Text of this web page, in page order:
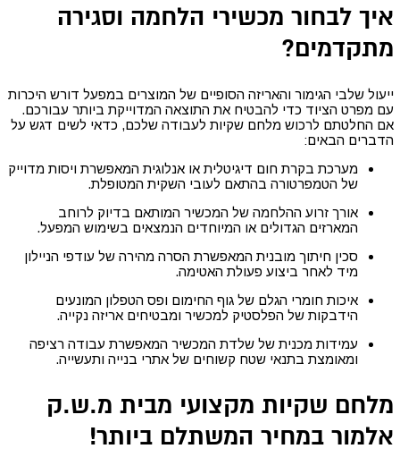
איך לבחור מכשירי הלחמה וסגירה
מתקדמים?
ייעול שלבי הגימור והאריזה הסופיים של המוצרים במפעל דורש היכרות
עם מפרט הציוד כדי להבטיח את התוצאה המדוייקת ביותר עבורכם.
אם החלטתם לרכוש מלחם שקיות לעבודה שלכם, כדאי לשים דגש על
הדברים הבאים:
מערכת בקרת חום דיגיטלית או אנלוגית המאפשרת ויסות מדוייק
של הטמפרטורה בהתאם לעובי השקית המטופלת.
אורך זרוע ההלחמה של המכשיר המותאם בדיוק לרוחב
המארזים הגדולים או המיוחדים הנמצאים בשימוש המפעל.
סכין חיתוך מובנית המאפשרת הסרה מהירה של עודפי הניילון
מיד לאחר ביצוע פעולת האטימה.
איכות חומרי הגלם של גוף החימום ופס הטפלון המונעים
הידבקות של הפלסטיק למכשיר ומבטיחים אריזה נקייה.
עמידות מכנית של שלדת המכשיר המאפשרת עבודה רציפה
ומאומצת בתנאי שטח קשוחים של אתרי בנייה ותעשייה.
מלחם שקיות מקצועי מבית מ.ש.ק
אלמור במחיר המשתלם ביותר!